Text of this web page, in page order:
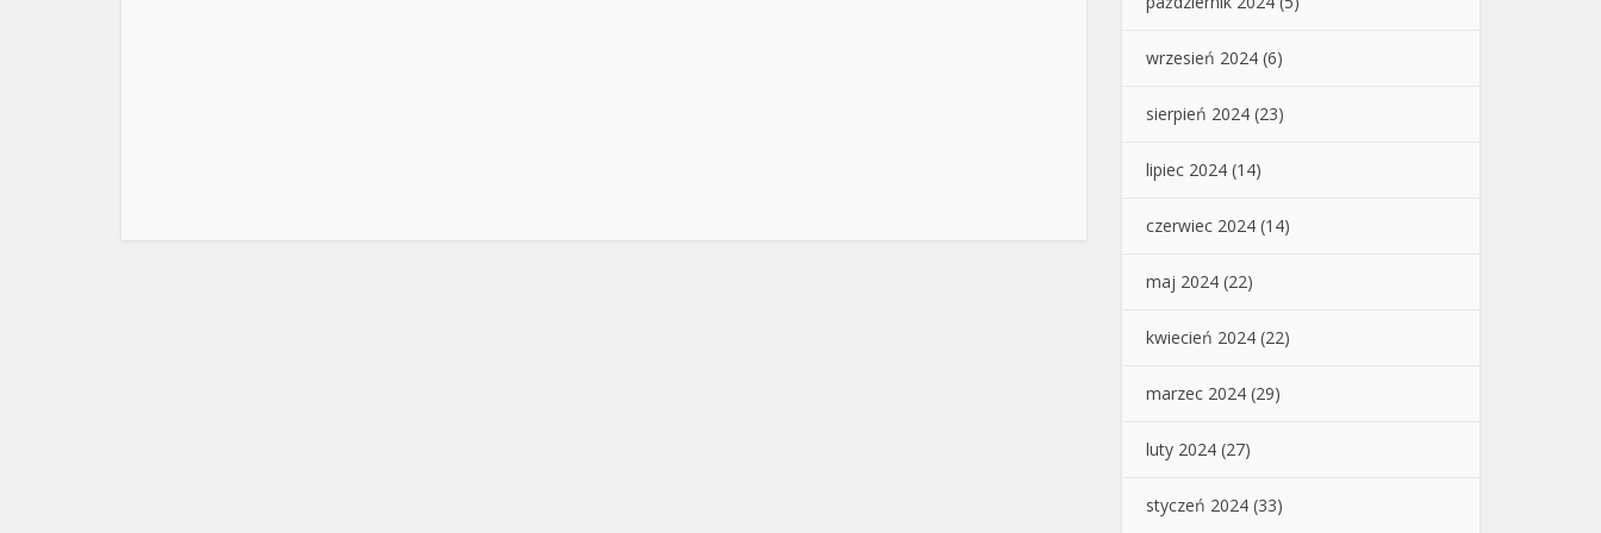
wrzesień 2024 (6)
sierpień 2024 (23)
lipiec 2024 (14)
czerwiec 2024 (14)
maj 2024 (22)
kwiecień 2024 (22)
marzec 2024 (29)
luty 2024 (27)
styczeń 2024 (33)